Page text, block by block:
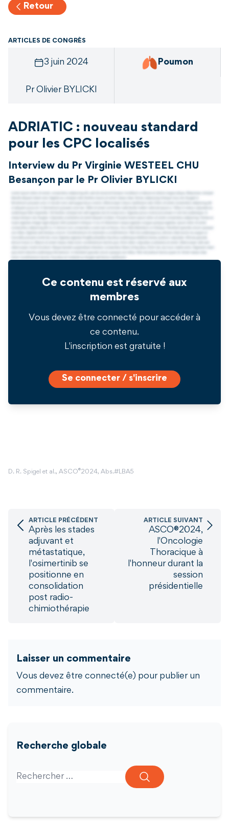
Retour
ARTICLES DE CONGRÈS
3 juin 2024 Poumon
Pr Olivier BYLICKI
ADRIATIC : nouveau standard
pour les CPC localisés
Interview du Pr Virginie WESTEEL CHU
Besançon par le Pr Olivier BYLICKI
Ce contenu est réservé aux
membres
Vous devez être connecté pour accéder à
ce contenu.
L'inscription est gratuite !
Se connecter / s'inscrire
D. R. Spigel et al., ASCO®2024, Abs.#LBA5
ARTICLE PRÉCÉDENT
Après les stades
adjuvant et
métastatique,
l'osimertinib se
positionne en
consolidation
post radio-
chimiothérapie
ARTICLE SUIVANT
ASCO®2024,
l'Oncologie
Thoracique à
l'honneur durant la
session
présidentielle
Laisser un commentaire
Vous devez être connecté(e) pour publier un
commentaire.
Recherche globale
Search for: